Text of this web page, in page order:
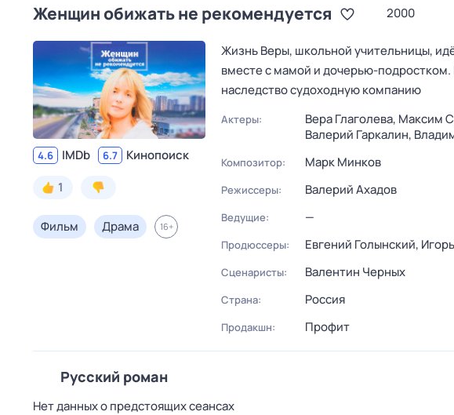
Женщин обижать не рекомендуется 2000
4.6 IMDb 6.7
Кинопоиск
1
Фильм Драма 16+
Жизнь Веры, школьной учительницы,
вместе с мамой и дочерью-подростком.
наследство судоходную компанию
Актеры: Вера Глаголева, Максим
Валерий Гаркалин,
Композитор: Марк Минков
Режиссеры: Валерий Ахадов
Ведущие: —
Продюссеры: Евгений Голынский,
Сценаристы: Валентин Черных
Страна: Россия
Продакшн: Профит
Русский роман
Нет данных о предстоящих сеансах